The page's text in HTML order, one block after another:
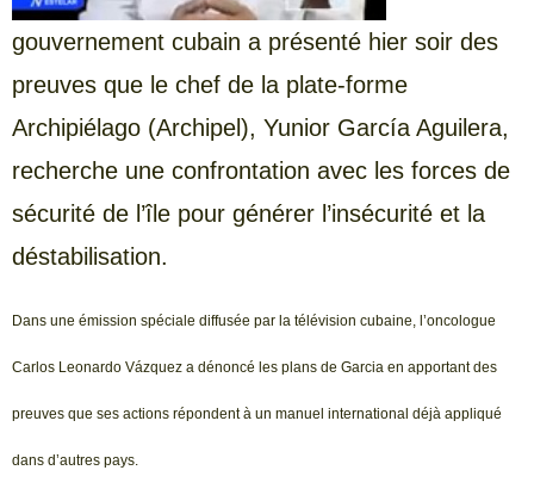
gouvernement cubain a présenté hier soir des
preuves que le chef de la plate-forme
Archipiélago (Archipel), Yunior García Aguilera,
recherche une confrontation avec les forces de
sécurité de l’île pour générer l’insécurité et la
déstabilisation.
Dans une émission spéciale diffusée par la télévision cubaine, l’oncologue
Carlos Leonardo Vázquez a dénoncé les plans de Garcia en apportant des
preuves que ses actions répondent à un manuel international déjà appliqué
dans d’autres pays.